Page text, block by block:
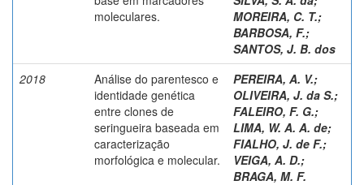
moleculares.
MOREIRA, C. T.;
BARBOSA, F.;
SANTOS, J. B. dos
2018
Análise do parentesco e
identidade genética
entre clones de
seringueira baseada em
caracterização
morfológica e molecular.
PEREIRA, A. V.;
OLIVEIRA, J. da S.;
FALEIRO, F. G.;
LIMA, W. A. A. de;
FIALHO, J. de F.;
VEIGA, A. D.;
BRAGA, M. F.